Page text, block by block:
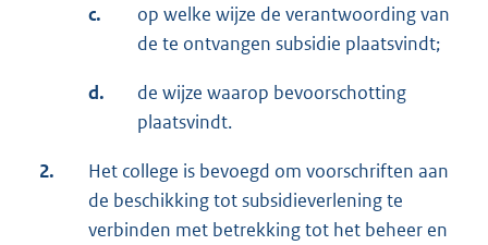
c.
op welke wijze de verantwoording van
de te ontvangen subsidie plaatsvindt;
d.
de wijze waarop bevoorschotting
plaatsvindt.
2.
Het college is bevoegd om voorschriften aan
de beschikking tot subsidieverlening te
verbinden met betrekking tot het beheer en